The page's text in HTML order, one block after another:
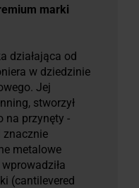
marki
działająca od
w dziedzinie
Jej
stworzył
na przynęty -
znacznie
metalowe
(cantilevered